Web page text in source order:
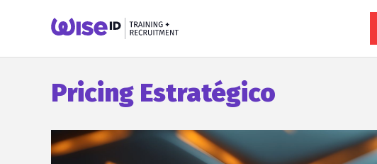
Pricing Estratégico